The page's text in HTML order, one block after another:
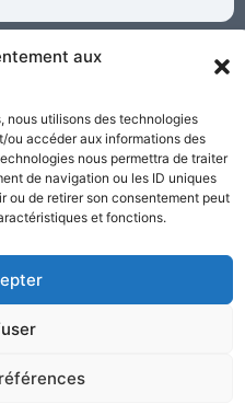
aux
nous utilisons des technologies
accéder aux informations des
nous permettra de traiter
de navigation ou les ID uniques
ou de retirer son consentement peut
et fonctions.
contacter
Nos
Mentions
légales
cette page